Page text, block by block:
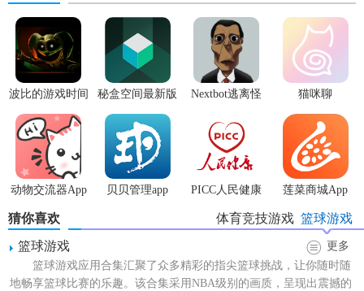
波比的游戏时间
3安卓版
秘盒空间最新版
Nextbot逃离怪
猫咪聊
动物交流器App 贝贝管理app
PICC人民健康
app
莲菜商城App
猜你喜欢 篮球游戏
体育竞技游戏
篮球游戏
更多
篮球游戏应用合集汇聚了众多精彩的指尖篮球挑战，让你随时随
地畅享篮球比赛的乐趣。该合集采用NBA级别的画质，呈现出震撼的